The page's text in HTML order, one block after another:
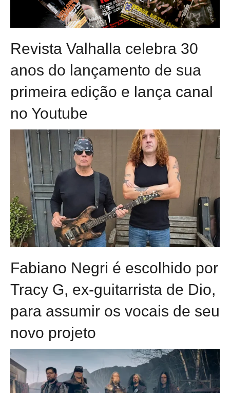
Revista Valhalla celebra 30
anos do lançamento de sua
primeira edição e lança canal
no Youtube
Fabiano Negri é escolhido por
Tracy G, ex-guitarrista de Dio,
para assumir os vocais de seu
novo projeto